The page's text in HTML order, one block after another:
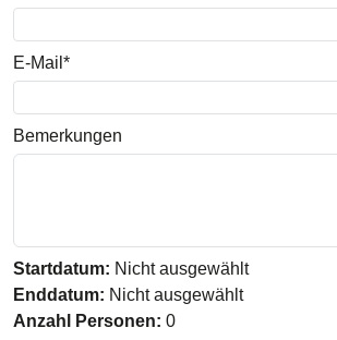
E-Mail*
Bemerkungen
Startdatum: Nicht ausgewählt
Enddatum: Nicht ausgewählt
Anzahl Personen: 0